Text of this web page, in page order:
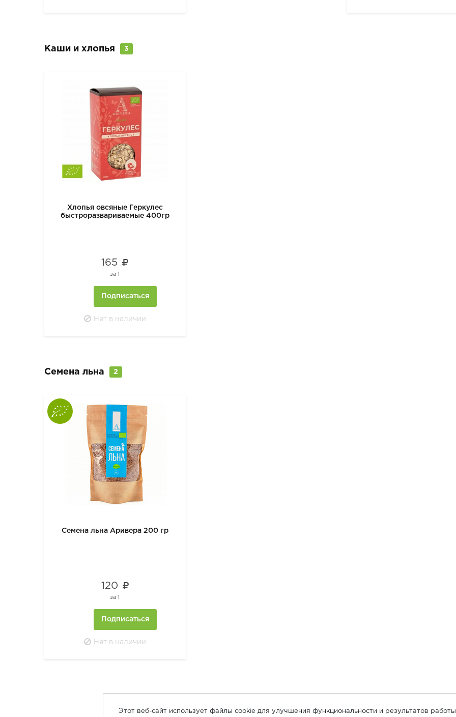
Каши и хлопья 3
Хлопья овсяные Геркулес
быстроразвариваемые 400гр
165
за1
Подписаться
Нет в наличии
Семена льна 2
Семена льна Аривера 200 гр
120
за1
Подписаться
Нет в наличии
Этот веб-сайт использует файлы cookie для улучшения функциональности и результатов